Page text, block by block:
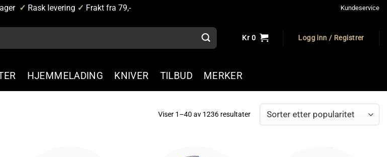
✓ Rask levering ✓ Frakt fra 79,- Kundeservice
Kr0 Logg inn / Registrer
HJEMMELADING KNIVER TILBUD MERKER
Viser 1–40 av 1236 resultaterSortert
etter